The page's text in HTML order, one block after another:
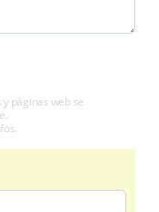
páginas web se